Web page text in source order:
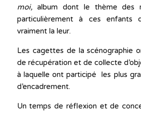
moi, album dont le thème des
particulièrement à ces enfants
vraiment la leur.
Les cagettes de la scénographie
de récupération et de collecte
à laquelle ont participé les plus
d’encadrement.
Un temps de réflexion et de